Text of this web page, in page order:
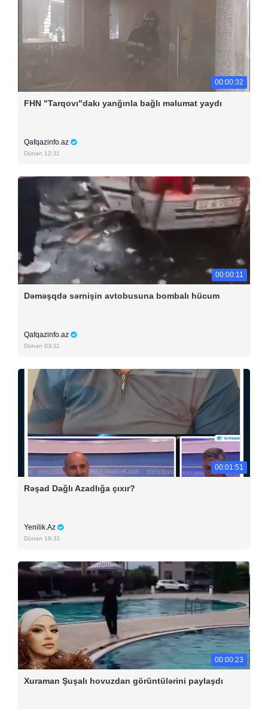
00:00:32
FHN "Tarqovı"dakı yanğınla bağlı məlumat yaydı
Qafqazinfo.az
Dünən 12:11
00:00:11
Dəməşqdə sərnişin avtobusuna bombalı hücum
Qafqazinfo.az
Dünən 03:11
00:01:51
Rəşad Dağlı Azadlığa çıxır?
Yenilik.Az
Dünən 19:31
00:00:23
Xuraman Şuşalı hovuzdan görüntülərini paylaşdı